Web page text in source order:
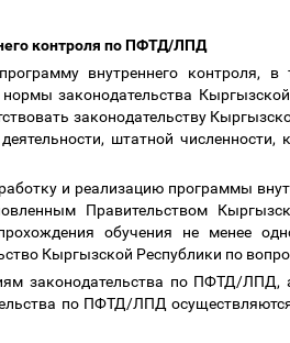
контроля по ПФТД/ЛПД
внутреннего контроля,
в
законодательства
законодательству
штатной
и реализацию программы
Правительством
обучения не менее
Кыргызской Республики по
законодательства по ПФТД/ЛПД,
по ПФТД/ЛПД